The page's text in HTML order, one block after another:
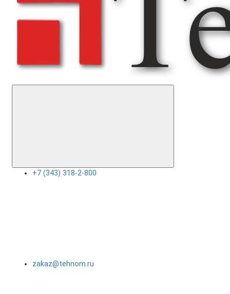
+7 (343) 318-2-800
zakaz@tehnom.ru